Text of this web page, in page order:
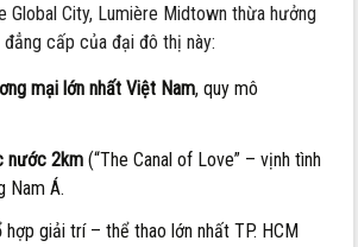
Global City, Lumière Midtown thừa hưởng
cấp của đại đô thị này:
mại lớn nhất Việt Nam, quy mô
nước 2km (“The Canal of Love” – vịnh tình
Nam Á.
giải trí – thể thao lớn nhất TP. HCM